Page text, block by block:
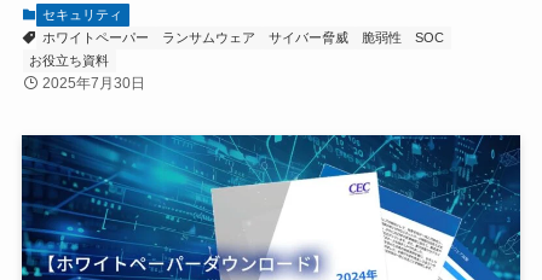
セキュリティ
ホワイトペーパー
ランサムウェア サイバー脅威 脆弱性
SOC
お役立ち資料
2025年7月30日